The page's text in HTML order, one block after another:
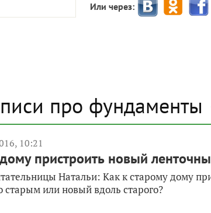
Или через:
про фундаменты
10:21
пристроить новый
Натальи: Как к старому дому
старым или новый вдоль старого?